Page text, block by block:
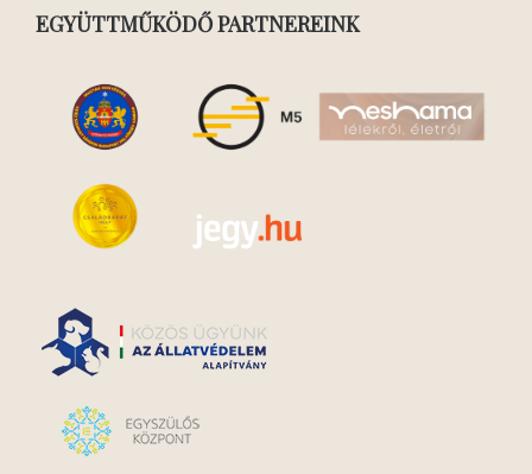
EGYÜTTMŰKÖDŐ PARTNEREINK